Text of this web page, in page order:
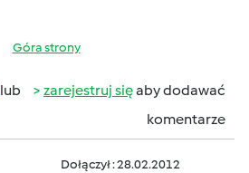
Góra strony
lub zarejestruj sięaby dodawać
komentarze
Dołączył : 28.02.2012